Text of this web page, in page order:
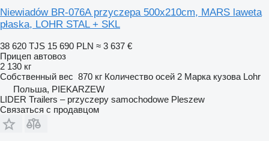
Niewiadów BR-076A przyczepa 500x210cm, MARS laweta
płaska, LOHR STAL + SKL
38 620 TJS 15 690 PLN ≈ 3 637 €
Прицеп автовоз
2 130 кг
Собственный вес 870 кг Количество осей 2 Марка кузова Lohr
Польша, PIEKARZEW
LIDER Trailers – przyczepy samochodowe Pleszew
Связаться с продавцом